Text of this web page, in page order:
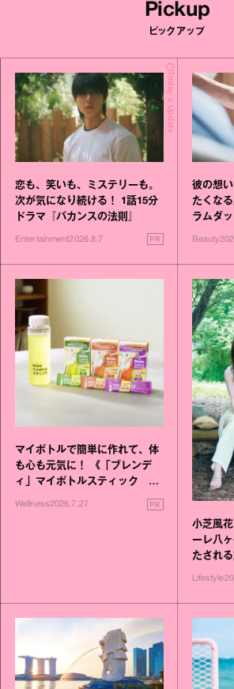
Pickup
ピックアップ
Today's Update
恋も、笑いも、ミステリーも。
次が気になり続ける！ 1話15分
ドラマ『バカンスの法則』
Entertainment2026.8.7 PR
彼の想
たくな
ラムダ
Beauty
マイボトルで簡単に作れて、体
も心も元気に！ 《「ブレンデ
ィ」マイボトルスティック い
いこと毎日》シリーズが誕生
Wellness2026.7.27 PR
小芝風
ーレ八
たされ
Lifestyle